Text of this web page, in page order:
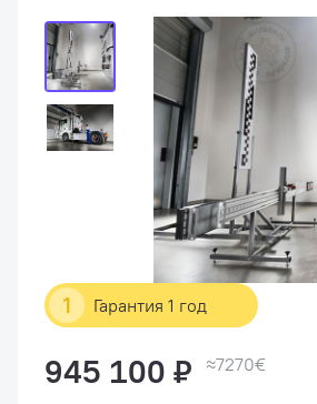
1 Гарантия 1 год
945 100 ₽ ≈7270€